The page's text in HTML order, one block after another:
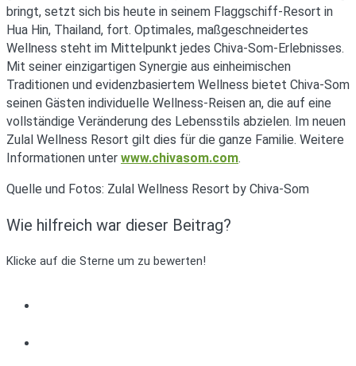
bringt, setzt sich bis heute in seinem Flaggschiff-Resort in
Hua Hin, Thailand, fort. Optimales, maßgeschneidertes
Wellness steht im Mittelpunkt jedes Chiva-Som-Erlebnisses.
Mit seiner einzigartigen Synergie aus einheimischen
Traditionen und evidenzbasiertem Wellness bietet Chiva-Som
seinen Gästen individuelle Wellness-Reisen an, die auf eine
vollständige Veränderung des Lebensstils abzielen. Im neuen
Zulal Wellness Resort gilt dies für die ganze Familie. Weitere
Informationen unter www.chivasom.com.
Quelle und Fotos: Zulal Wellness Resort by Chiva-Som
Wie hilfreich war dieser Beitrag?
Klicke auf die Sterne um zu bewerten!